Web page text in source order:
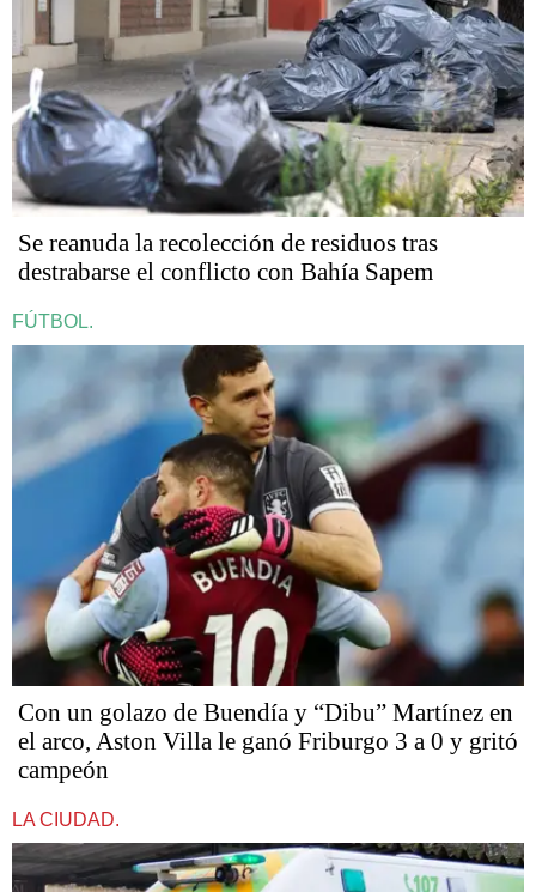
Se reanuda la recolección de residuos tras
destrabarse el conflicto con Bahía Sapem
FÚTBOL.
Con un golazo de Buendía y “Dibu” Martínez en
el arco, Aston Villa le ganó Friburgo 3 a 0 y gritó
campeón
LA CIUDAD.